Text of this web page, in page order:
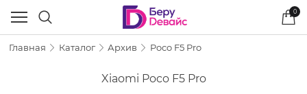
0
Главная Каталог Архив Poco F5 Pro
Xiaomi Poco F5 Pro